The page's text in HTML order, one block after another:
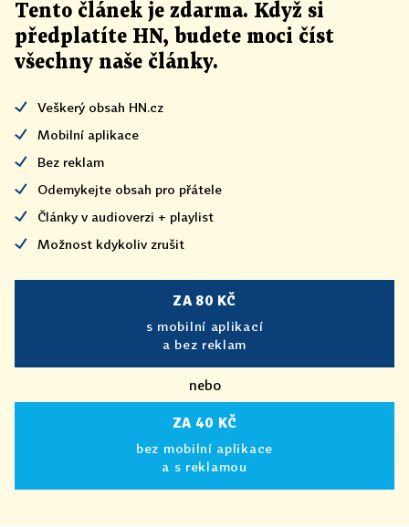
Tento článek je zdarma. Když si
předplatíte HN, budete moci číst
všechny naše články.
Veškerý obsah HN.cz
Mobilní aplikace
Bez reklam
Odemykejte obsah pro přátele
Články v audioverzi + playlist
Možnost kdykoliv zrušit
ZA 80 KČ
s mobilní aplikací
a bez reklam
nebo
ZA 40 KČ
bez mobilní aplikace
a s reklamou